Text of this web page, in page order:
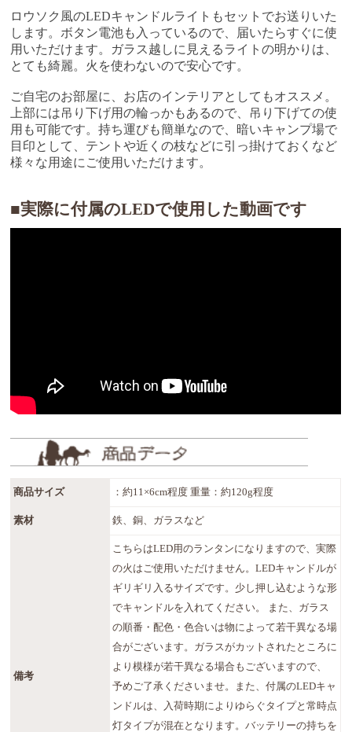
ロウソク風のLEDキャンドルライトもセットでお送りいた
します。ボタン電池も入っているので、届いたらすぐに使
用いただけます。ガラス越しに見えるライトの明かりは、
とても綺麗。火を使わないので安心です。
ご自宅のお部屋に、お店のインテリアとしてもオススメ。
上部には吊り下げ用の輪っかもあるので、吊り下げての使
用も可能です。持ち運びも簡単なので、暗いキャンプ場で
目印として、テントや近くの枝などに引っ掛けておくなど
様々な用途にご使用いただけます。
■実際に付属のLEDで使用した動画です
商品サイズ ：約11×6cm程度 重量：約120g程度
素材 鉄、銅、ガラスなど
備考
こちらはLED用のランタンになりますので、実際
の火はご使用いただけません。LEDキャンドルが
ギリギリ入るサイズです。少し押し込むような形
でキャンドルを入れてください。 また、ガラス
の順番・配色・色合いは物によって若干異なる場
合がございます。ガラスがカットされたところに
より模様が若干異なる場合もございますので、
予めご了承くださいませ。また、付属のLEDキャ
ンドルは、入荷時期によりゆらぐタイプと常時点
灯タイプが混在となります。バッテリーの持ちを